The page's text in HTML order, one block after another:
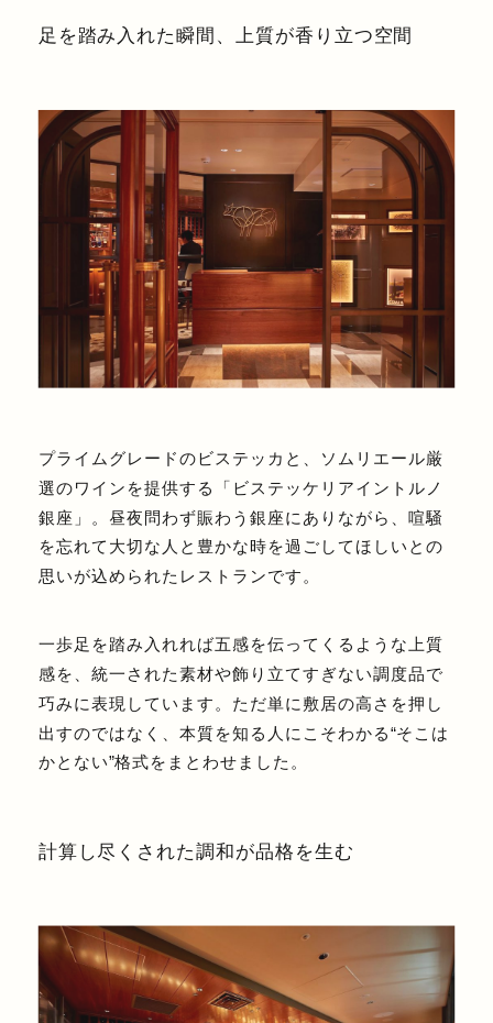
⾜を踏み⼊れた瞬間、上質が⾹り⽴つ空間
プライムグレードのビステッカと、ソムリエール厳
選のワインを提供する「ビステッケリアイントルノ
銀座」。昼夜問わず賑わう銀座にありながら、喧騒
を忘れて⼤切な⼈と豊かな時を過ごしてほしいとの
思いが込められたレストランです。
⼀歩⾜を踏み⼊れれば五感を伝ってくるような上質
感を、統⼀された素材や飾り⽴てすぎない調度品で
巧みに表現しています。ただ単に敷居の⾼さを押し
出すのではなく、本質を知る⼈にこそわかる“そこは
かとない”格式をまとわせました。
計算し尽くされた調和が品格を⽣む